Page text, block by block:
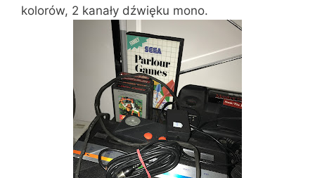
kolorów, 2 kanały dźwięku mono.